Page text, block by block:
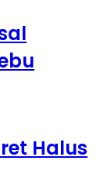
Halus